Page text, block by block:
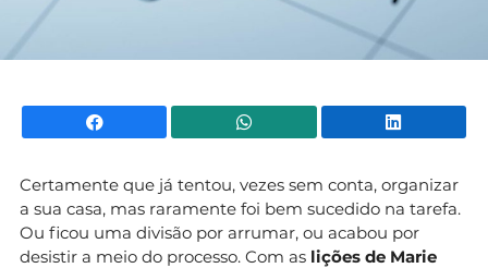
Facebook WhatsApp
Certamente que já tentou, vezes sem conta, organizar
a sua casa, mas raramente foi bem sucedido na tarefa.
Ou ficou uma divisão por arrumar, ou acabou por
desistir a meio do processo. Com as lições de Marie